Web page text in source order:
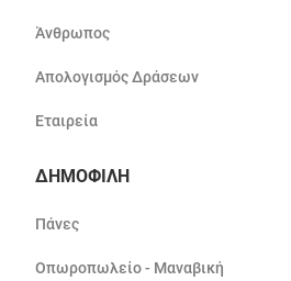
Άνθρωπος
Απολογισμός Δράσεων
Εταιρεία
ΔΗΜΟΦΙΛΗ
Πάνες
Οπωροπωλείο - Μαναβική